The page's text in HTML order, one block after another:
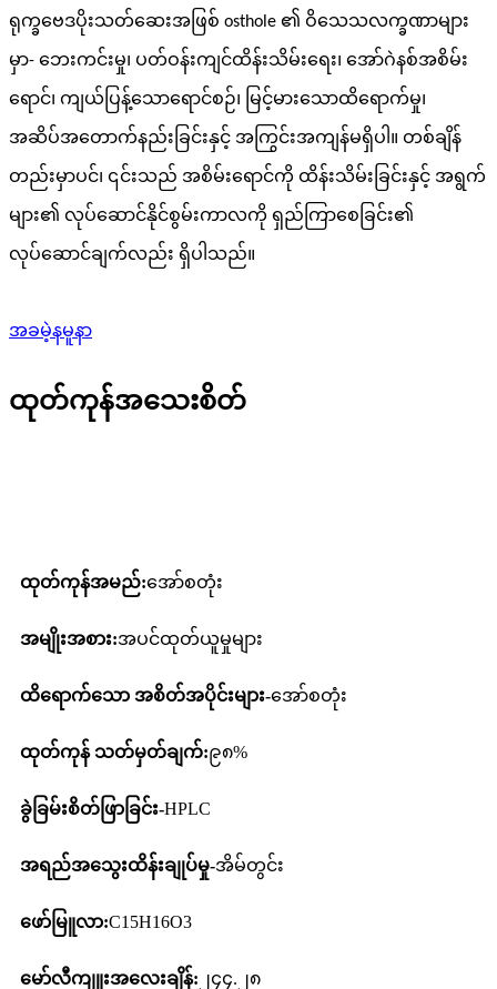
ရုက္ခဗေဒပိုးသတ်ဆေးအဖြစ် osthole ၏ ဝိသေသလက္ခဏာများ
မှာ- ဘေးကင်းမှု၊ ပတ်ဝန်းကျင်ထိန်းသိမ်းရေး၊ အော်ဂဲနစ်အစိမ်း
ရောင်၊ ကျယ်ပြန့်သောရောင်စဉ်၊ မြင့်မားသောထိရောက်မှု၊
အဆိပ်အတောက်နည်းခြင်းနှင့် အကြွင်းအကျန်မရှိပါ။ တစ်ချိန်
တည်းမှာပင်၊ ၎င်းသည် အစိမ်းရောင်ကို ထိန်းသိမ်းခြင်းနှင့် အရွက်
များ၏ လုပ်ဆောင်နိုင်စွမ်းကာလကို ရှည်ကြာစေခြင်း၏
လုပ်ဆောင်ချက်လည်း ရှိပါသည်။
အခမဲ့နမူနာ
ထုတ်ကုန်အသေးစိတ်
ထုတ်ကုန်အမည်:အော်စတုံး
အမျိုးအစား:အပင်ထုတ်ယူမှုများ
ထိရောက်သော အစိတ်အပိုင်းများ-အော်စတုံး
ထုတ်ကုန် သတ်မှတ်ချက်:၉၈%
ခွဲခြမ်းစိတ်ဖြာခြင်း-HPLC
အရည်အသွေးထိန်းချုပ်မှု-အိမ်တွင်း
ဖော်မြူလာ:C15H16O3
မော်လီကျူးအလေးချိန်: ၂၄၄.၂၈